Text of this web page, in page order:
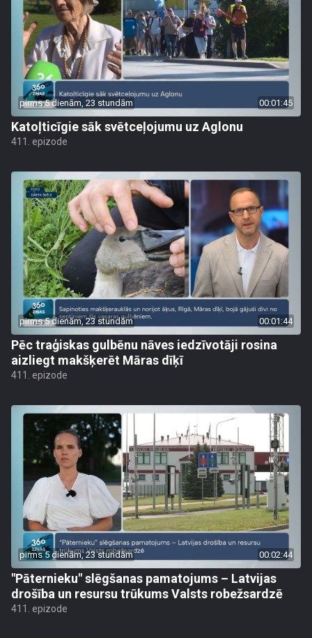
pirms 5 dienām, 23 stundām 00:01:45
Katoļticīgie sāk svētceļojumu uz Aglonu
411. epizode
pirms 5 dienām, 23 stundām 00:01:44
Pēc traģiskas gulbēnu nāves iedzīvotāji rosina
aizliegt makšķerēt Māras dīķī
411. epizode
pirms 5 dienām, 23 stundām 00:02:44
"Pāternieku" slēgšanas pamatojums – Latvijas
drošība un resursu trūkums Valsts robežsardzē
411. epizode